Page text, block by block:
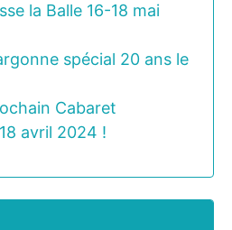
la Balle 16-18 mai
spécial 20 ans le
Cabaret
avril 2024 !